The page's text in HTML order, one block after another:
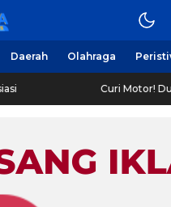
Daerah Olahraga
Curi Motor! Dua Warga